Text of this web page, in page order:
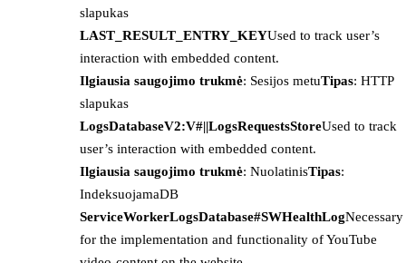
slapukas
LAST_RESULT_ENTRY_KEYUsed to track user’s
interaction with embedded content.
Ilgiausia saugojimo trukmė: Sesijos metuTipas: HTTP
slapukas
LogsDatabaseV2:V#||LogsRequestsStoreUsed to track
user’s interaction with embedded content.
Ilgiausia saugojimo trukmė: NuolatinisTipas:
IndeksuojamaDB
ServiceWorkerLogsDatabase#SWHealthLogNecessary
for the implementation and functionality of YouTube